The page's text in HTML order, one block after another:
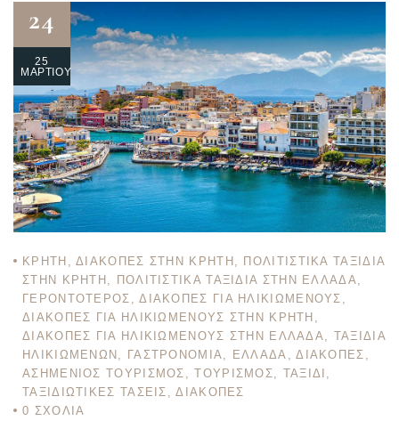
24
25
ΜΑΡΤΊΟΥ
ΚΡΉΤΗ ,ΔΙΑΚΟΠΈΣ ΣΤΗΝ ΚΡΉΤΗ , ΠΟΛΙΤΙΣΤΙΚΆ ΤΑΞΊΔΙΑ
ΣΤΗΝ ΚΡΉΤΗ , ΠΟΛΙΤΙΣΤΙΚΆ ΤΑΞΊΔΙΑ ΣΤΗΝ ΕΛΛΆΔΑ,
ΓΕΡΟΝΤΌΤΕΡΟΣ ,ΔΙΑΚΟΠΈΣ ΓΙΑ ΗΛΙΚΙΩΜΈΝΟΥΣ ,
ΔΙΑΚΟΠΈΣ ΓΙΑ ΗΛΙΚΙΩΜΈΝΟΥΣ ΣΤΗΝ ΚΡΉΤΗ ,
ΔΙΑΚΟΠΈΣ ΓΙΑ ΗΛΙΚΙΩΜΈΝΟΥΣ ΣΤΗΝ ΕΛΛΆΔΑ, ΤΑΞΊΔΙΑ
ΗΛΙΚΙΩΜΈΝΩΝ , ΓΑΣΤΡΟΝΟΜΊΑ, ΕΛΛΆΔΑ ,ΔΙΑΚΟΠΈΣ ,
ΑΣΗΜΈΝΙΟΣ ΤΟΥΡΙΣΜΌΣ ,ΤΟΥΡΙΣΜΌΣ, ΤΑΞΊΔΙ ,
ΤΑΞΙΔΙΩΤΙΚΈΣ ΤΆΣΕΙΣ ,ΔΙΑΚΟΠΈΣ
0 ΣΧΌΛΙΑ